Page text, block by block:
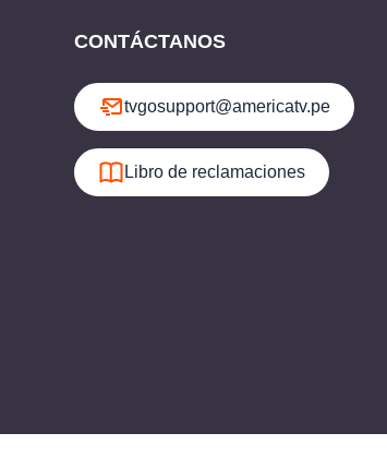
CONTÁCTANOS
tvgosupport@americatv.pe
Libro de reclamaciones